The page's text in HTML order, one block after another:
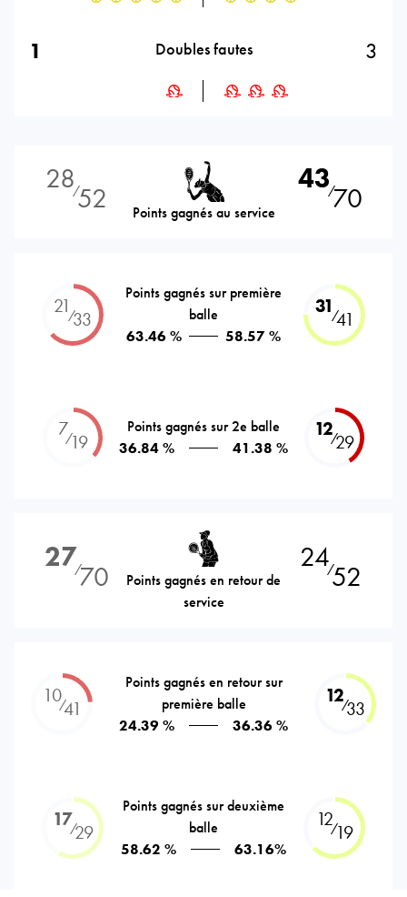
1 Doubles fautes 3
28⁄52 Points gagnés au service
43⁄70
21⁄33
Points gagnés sur première
balle
63.46 %
58.57 %
31⁄41
7⁄19
Points gagnés sur 2e balle
36.84 %
41.38 %
12⁄29
27⁄70
Points gagnés en retour de
service
24⁄52
10⁄41
Points gagnés en retour sur
première balle
24.39 %
36.36 %
12⁄33
17⁄29
Points gagnés sur deuxième
balle
58.62 %
63.16%
12⁄19